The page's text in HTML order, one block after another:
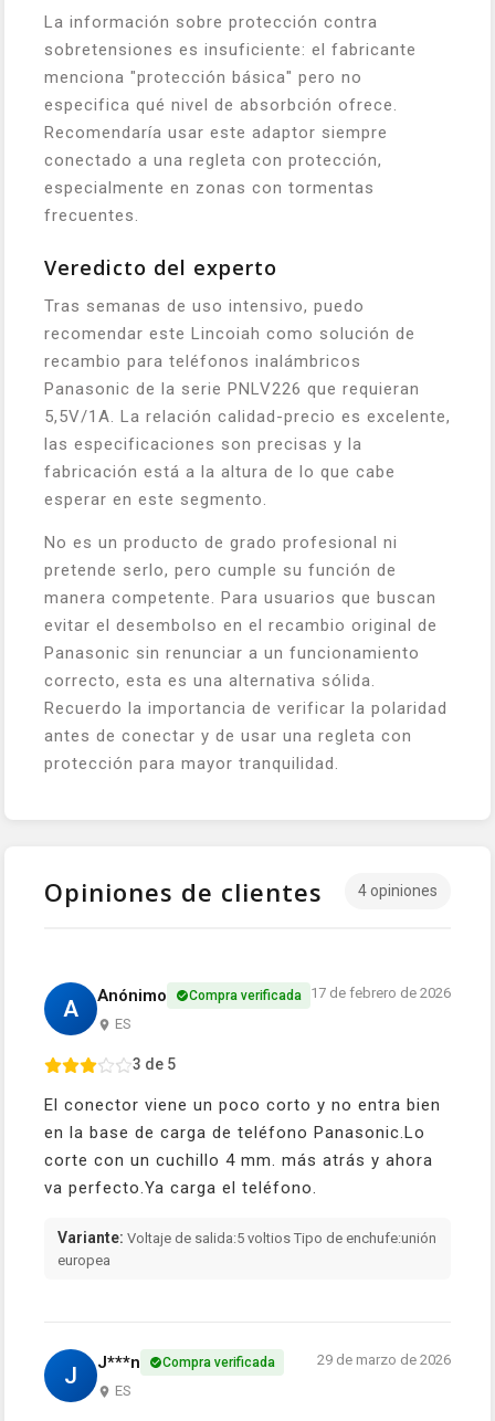
La información sobre protección contra
sobretensiones es insuficiente: el fabricante
menciona "protección básica" pero no
especifica qué nivel de absorbción ofrece.
Recomendaría usar este adaptor siempre
conectado a una regleta con protección,
especialmente en zonas con tormentas
frecuentes.
Veredicto del experto
Tras semanas de uso intensivo, puedo
recomendar este Lincoiah como solución de
recambio para teléfonos inalámbricos
Panasonic de la serie PNLV226 que requieran
5,5V/1A. La relación calidad-precio es excelente,
las especificaciones son precisas y la
fabricación está a la altura de lo que cabe
esperar en este segmento.
No es un producto de grado profesional ni
pretende serlo, pero cumple su función de
manera competente. Para usuarios que buscan
evitar el desembolso en el recambio original de
Panasonic sin renunciar a un funcionamiento
correcto, esta es una alternativa sólida.
Recuerdo la importancia de verificar la polaridad
antes de conectar y de usar una regleta con
protección para mayor tranquilidad.
Opiniones de clientes 4 opiniones
A Anónimo Compra verificada
ES
17 de febrero de 2026
3 de 5
El conector viene un poco corto y no entra bien
en la base de carga de teléfono Panasonic.Lo
corte con un cuchillo 4 mm. más atrás y ahora
va perfecto.Ya carga el teléfono.
Variante: Voltaje de salida:5 voltios Tipo de enchufe:unión
europea
J J***n Compra verificada
ES
29 de marzo de 2026